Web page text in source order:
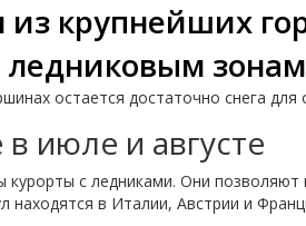
из крупнейших
ледниковым зонам
остается достаточно снега
июле и августе
с ледниками. Они позволяют
находятся в Италии, Австрии и